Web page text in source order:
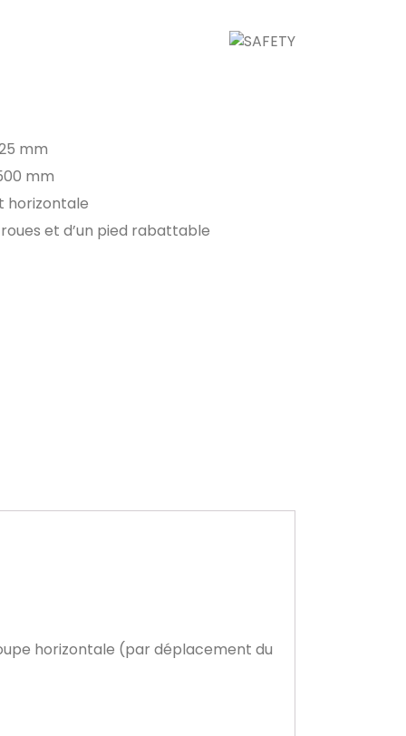
mm
mm
horizontale
et d’un pied rabattable
horizontale (par déplacement du